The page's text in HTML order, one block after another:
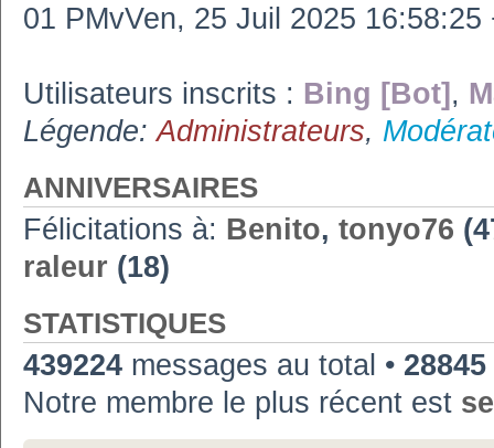
01 PMvVen, 25 Juil 2025
Utilisateurs inscrits : Bing [Bot] ,
Légende:Administrateurs,
ANNIVERSAIRES
Félicitations à: Benito, tonyo76
raleur (18)
STATISTIQUES
439224 messages au total • 28845
Notre membre le plus récent est